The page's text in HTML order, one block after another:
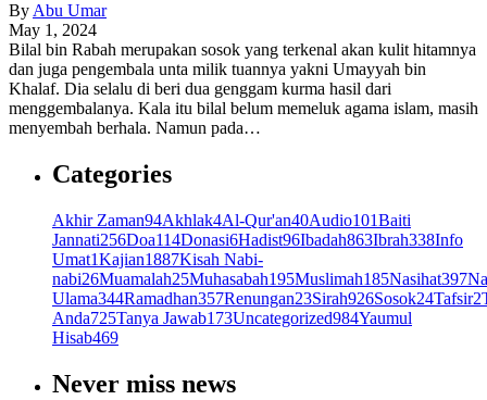
By Abu Umar
May 1, 2024
Bilal bin Rabah merupakan sosok yang terkenal akan kulit hitamnya
dan juga pengembala unta milik tuannya yakni Umayyah bin
Khalaf. Dia selalu di beri dua genggam kurma hasil dari
menggembalanya. Kala itu bilal belum memeluk agama islam, masih
menyembah berhala. Namun pada…
Categories
Akhir Zaman94Akhlak4Al-Qur'an40Audio101Baiti
Jannati256Doa114Donasi6Hadist96Ibadah863Ibrah338Info
Umat1Kajian1887Kisah Nabi-
nabi26Muamalah25Muhasabah195Muslimah185Nasihat397
Ulama344Ramadhan357Renungan23Sirah926Sosok24Tafsir2
Anda725Tanya Jawab173Uncategorized984Yaumul
Hisab469
Never miss news